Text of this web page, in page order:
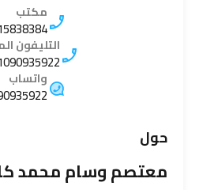
مكتب
التليفون
واتساب
حول
معتصم وسام محمد